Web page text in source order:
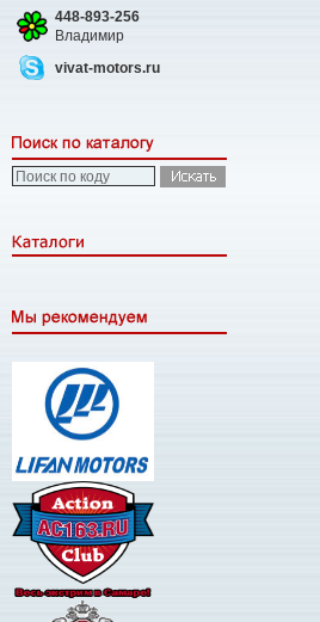
448-893-256
Владимир
vivat-motors.ru